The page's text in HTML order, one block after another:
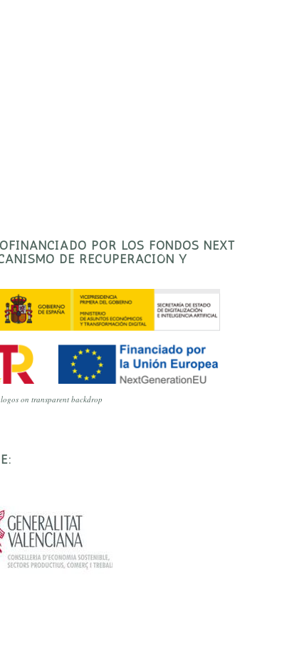
POR LOS FONDOS NEXT
DE RECUPERACIÓN Y
on transparent backdrop